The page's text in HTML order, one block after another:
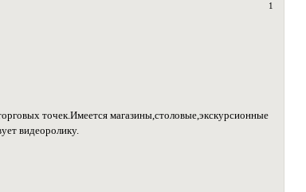
1
точек.Имеется магазины,столовые,экскурсионные
видеоролику.